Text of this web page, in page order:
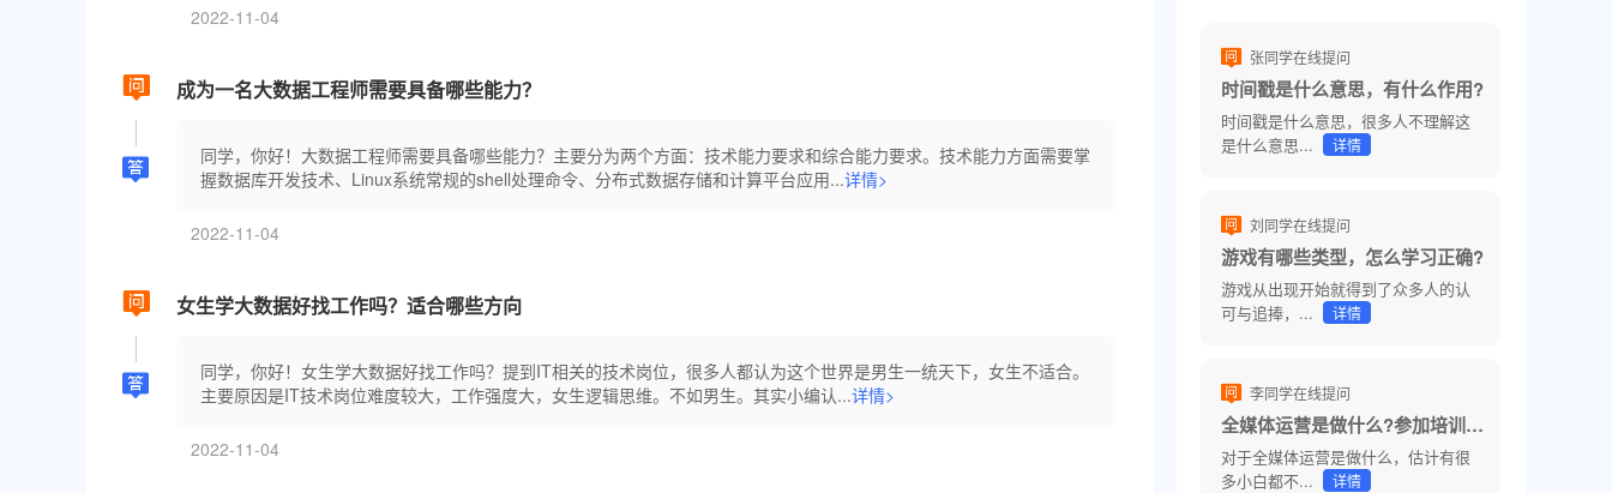
2022-11-04
成为一名大数据工程师需要具备哪些能力？
同学，你好！大数据工程师需要具备哪些能力？主要分为两个方面：技术能力要求和综合能力要求。技术能力方面需要掌
握数据库开发技术、Linux系统常规的shell处理命令、分布式数据存储和计算平台应用...详情>
2022-11-04
女生学大数据好找工作吗？适合哪些方向
同学，你好！女生学大数据好找工作吗？提到IT相关的技术岗位，很多人都认为这个世界是男生一统天下，女生不适合。
主要原因是IT技术岗位难度较大，工作强度大，女生逻辑思维。不如男生。其实小编认...详情>
2022-11-04
张同学在线提问
时间戳是什么意思，有什么作用?
时间戳是什么意思，很多人不理解这
是什么意思...
详情
刘同学在线提问
游戏有哪些类型，怎么学习正确?
游戏从出现开始就得到了众多人的认
可与追捧，...
详情
李同学在线提问
全媒体运营是做什么?参加培训费用高吗?
对于全媒体运营是做什么，估计有很
多小白都不...
详情